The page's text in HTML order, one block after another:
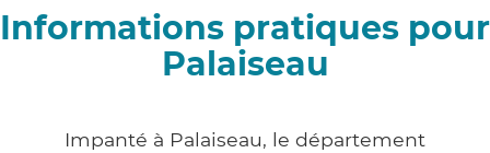
Informations pratiques pour
Palaiseau
Impanté à Palaiseau, le département